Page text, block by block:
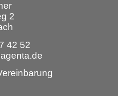
2
42 52